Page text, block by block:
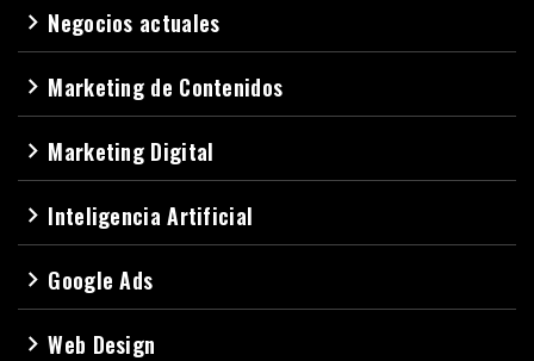
navigate_next Negocios actuales
navigate_next Marketing de Contenidos
navigate_next Marketing Digital
navigate_next Inteligencia Artificial
navigate_next Google Ads
navigate_nextWeb Design